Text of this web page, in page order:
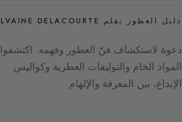
دليل العطور بقلم SYLVAINE DELACOURTE
دعوة لاستكشاف فنّ العطور وفهمه. اكتشفوا
المواد الخام والتوليفات العطرية وكواليس
الإبداع، بين المعرفة والإلهام.